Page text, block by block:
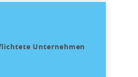
Unternehmen